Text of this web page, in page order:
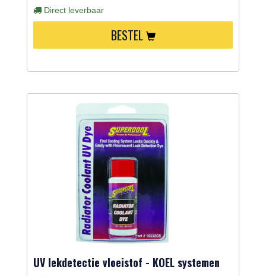
Direct leverbaar
BESTEL
UV lekdetectie vloeistof - KOEL systemen